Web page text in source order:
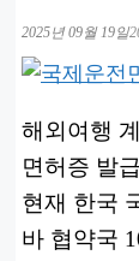
2025년 09월 19일
해외여행
면허증 발
현재 한국
바 협약국